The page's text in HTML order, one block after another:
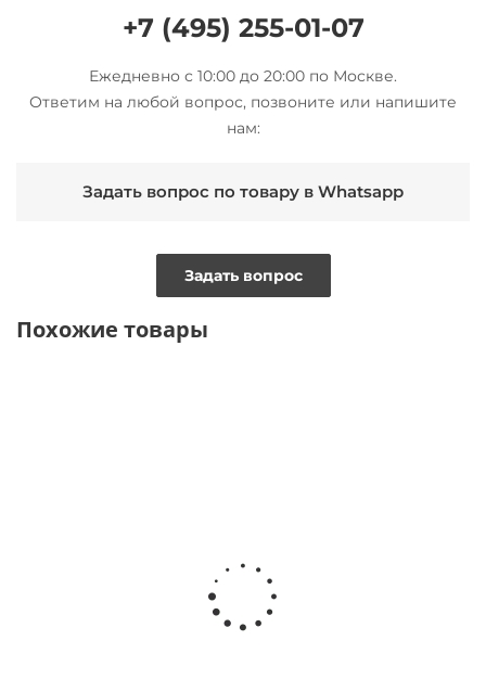
+7 (495) 255-01-07
Ежедневно с 10:00 до 20:00 по Москве.
Ответим на любой вопрос, позвоните или напишите
нам:
Задать вопрос по товару в Whatsapp
Задать вопрос
Похожие товары